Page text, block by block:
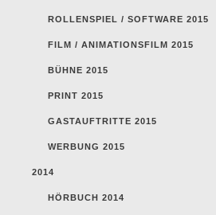
ROLLENSPIEL / SOFTWARE 2015
FILM / ANIMATIONSFILM 2015
BÜHNE 2015
PRINT 2015
GASTAUFTRITTE 2015
WERBUNG 2015
2014
HÖRBUCH 2014